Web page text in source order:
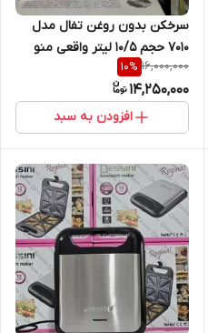
سرخکن بدون روغن تفال مدل
7010 حجم 10/5 لیتر واقعی منو
لمسی
16,000,000
10%
14,250,000
افزودن به سبد